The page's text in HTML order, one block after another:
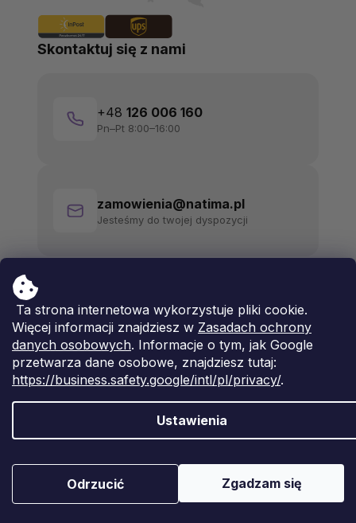
Ta strona internetowa wykorzystuje pliki cookie.
Więcej informacji znajdziesz w Zasadach ochrony
danych osobowych. Informacje o tym, jak Google
przetwarza dane osobowe, znajdziesz tutaj:
https://business.safety.google/intl/pl/privacy/.
Ustawienia
Odrzucić Zgadzam się
Skontaktuj się z nami
+48 126 006 160
Pn–Pt 8:00–16:00
zamowienia@natima.pl
Jesteśmy do twojej dyspozycji
Opracował Shoptet Premium
. Wszystkie prawa zastrzeżone.
Edytuj ustawienia plików cookie